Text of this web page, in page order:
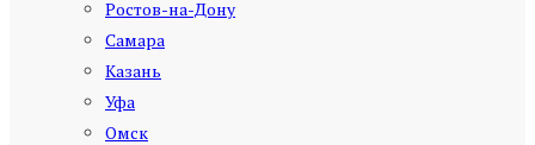
Ростов-на-Дону
Самара
Казань
Уфа
Омск